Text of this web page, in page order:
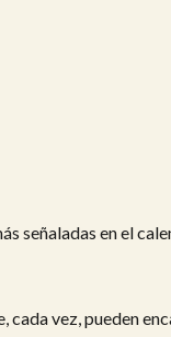
señaladas en el
cada vez, pueden